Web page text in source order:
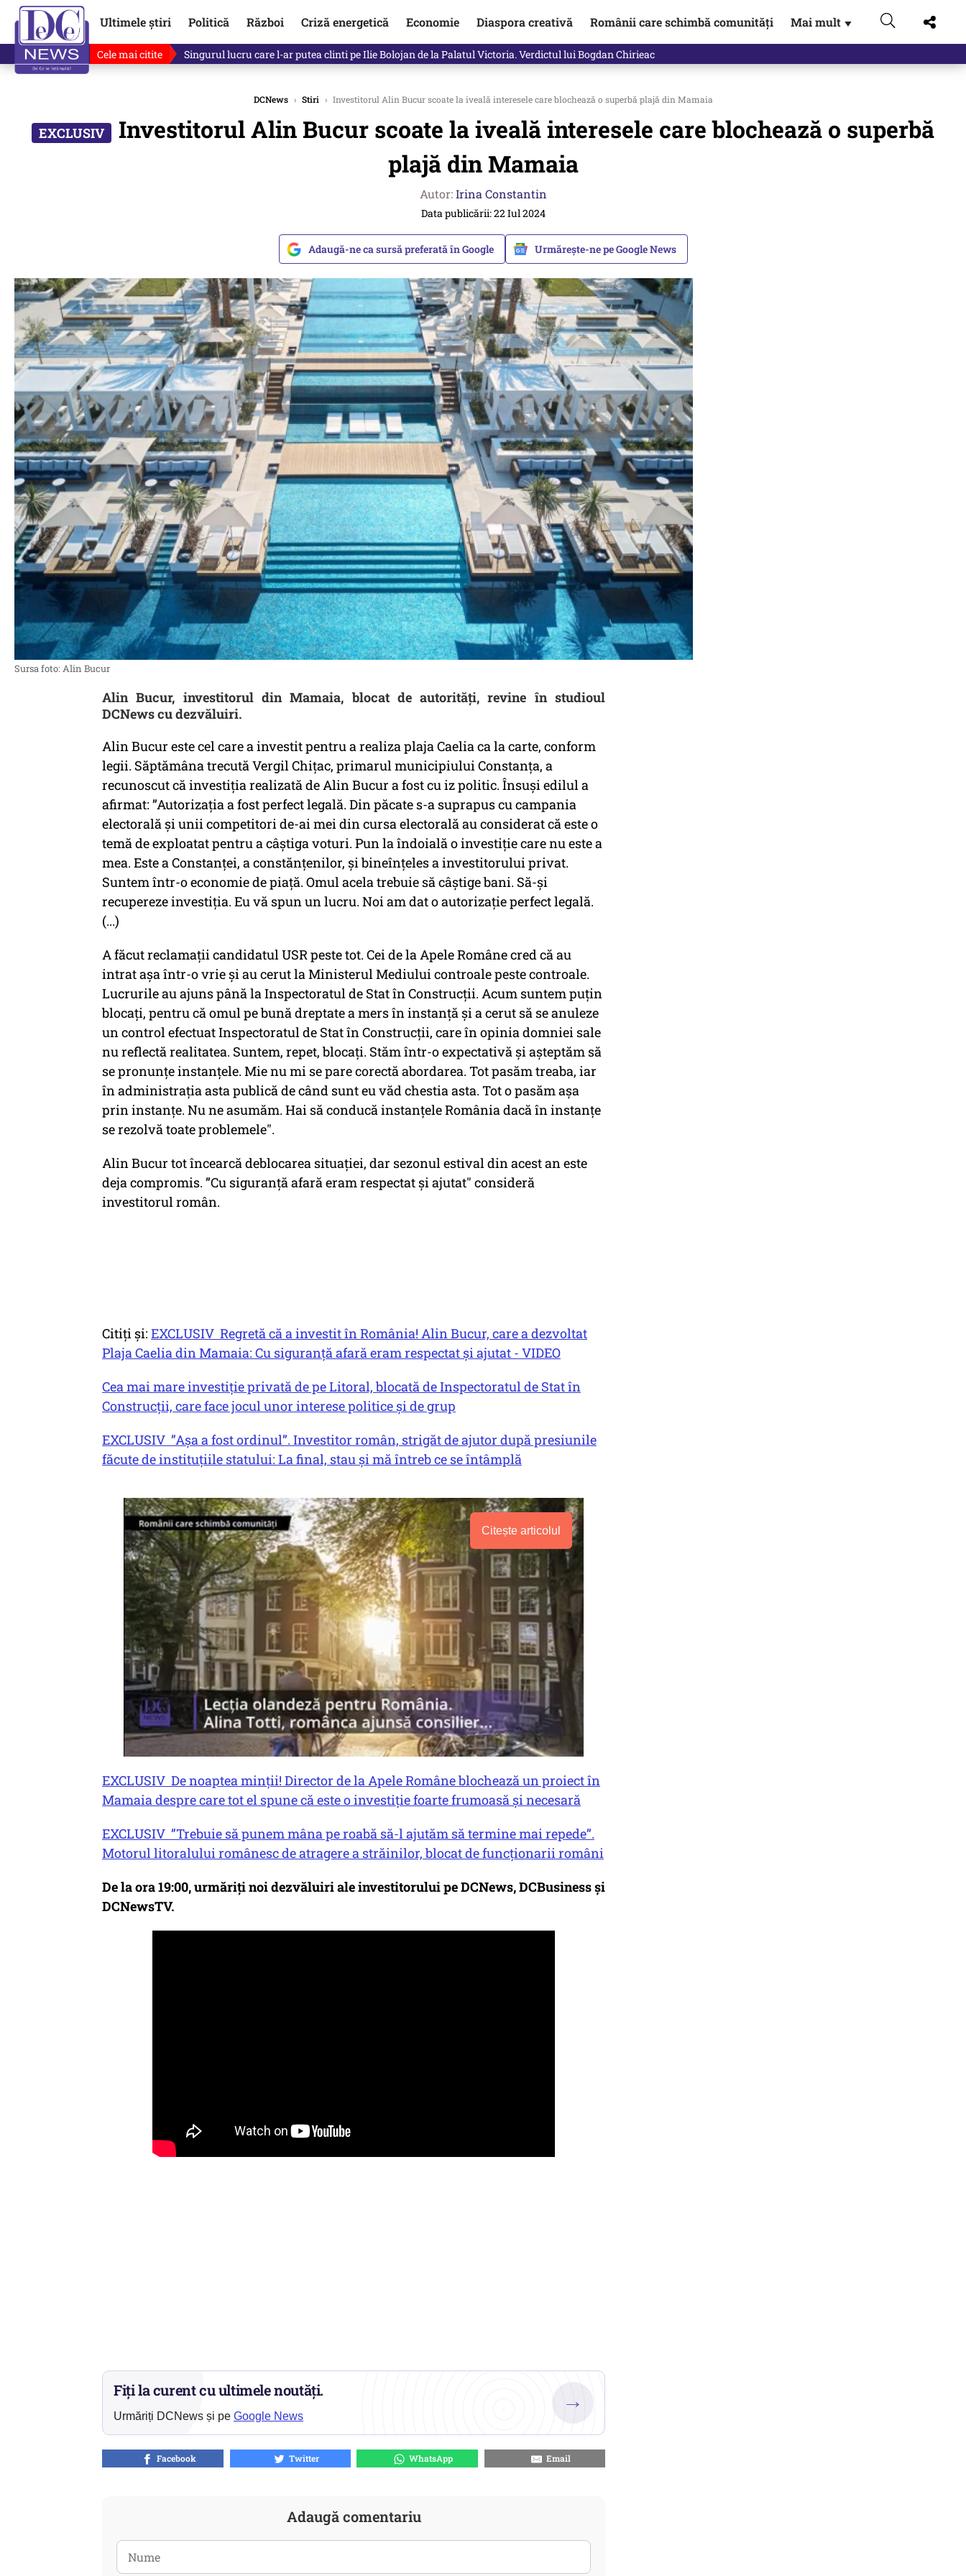
Ultimele știri Politică Război Criză energetică Economie Diaspora creativă Românii care schimbă comunități Mai mult ▼
Cele mai citite Singurul lucru care l-ar putea clinti pe Ilie Bolojan de la Palatul Victoria. Verdictul lui Bogdan Chirieac
DCNews › Stiri › Investitorul Alin Bucur scoate la iveală interesele care blochează o superbă plajă din Mamaia
Investitorul Alin Bucur scoate la iveală interesele care blochează o superbă
plajă din Mamaia
Autor:Irina Constantin
Data publicării: 22 Iul 2024
Adaugă-ne ca sursă preferată în Google Urmărește-ne pe Google News
Sursa foto: Alin Bucur
Alin Bucur, investitorul din Mamaia, blocat de autorități, revine în studioul
DCNews cu dezvăluiri.
Alin Bucur este cel care a investit pentru a realiza plaja Caelia ca la carte, conform
legii. Săptămâna trecută Vergil Chițac, primarul municipiului Constanța, a
recunoscut că investiția realizată de Alin Bucur a fost cu iz politic. Însuși edilul a
afirmat: ”Autorizația a fost perfect legală. Din păcate s-a suprapus cu campania
electorală și unii competitori de-ai mei din cursa electorală au considerat că este o
temă de exploatat pentru a câștiga voturi. Pun la îndoială o investiție care nu este a
mea. Este a Constanței, a constănțenilor, și bineînțeles a investitorului privat.
Suntem într-o economie de piață. Omul acela trebuie să câștige bani. Să-și
recupereze investiția. Eu vă spun un lucru. Noi am dat o autorizație perfect legală.
(...)
A făcut reclamații candidatul USR peste tot. Cei de la Apele Române cred că au
intrat așa într-o vrie și au cerut la Ministerul Mediului controale peste controale.
Lucrurile au ajuns până la Inspectoratul de Stat în Construcții. Acum suntem puțin
blocați, pentru că omul pe bună dreptate a mers în instanță și a cerut să se anuleze
un control efectuat Inspectoratul de Stat în Construcții, care în opinia domniei sale
nu reflectă realitatea. Suntem, repet, blocați. Stăm într-o expectativă și așteptăm să
se pronunțe instanțele. Mie nu mi se pare corectă abordarea. Tot pasăm treaba, iar
în administrația asta publică de când sunt eu văd chestia asta. Tot o pasăm așa
prin instanțe. Nu ne asumăm. Hai să conducă instanțele România dacă în instanțe
se rezolvă toate problemele".
Alin Bucur tot încearcă deblocarea situației, dar sezonul estival din acest an este
deja compromis. ”Cu siguranță afară eram respectat și ajutat" consideră
investitorul român.
Citiți și: EXCLUSIV Regretă că a investit în România! Alin Bucur, care a dezvoltat
Plaja Caelia din Mamaia: Cu siguranță afară eram respectat și ajutat - VIDEO
Cea mai mare investiție privată de pe Litoral, blocată de Inspectoratul de Stat în
Construcții, care face jocul unor interese politice și de grup
EXCLUSIV ”Așa a fost ordinul”. Investitor român, strigăt de ajutor după presiunile
făcute de instituțiile statului: La final, stau și mă întreb ce se întâmplă
Citește articolul
EXCLUSIV De noaptea minții! Director de la Apele Române blochează un proiect în
Mamaia despre care tot el spune că este o investiție foarte frumoasă și necesară
EXCLUSIV ”Trebuie să punem mâna pe roabă să-l ajutăm să termine mai repede”.
Motorul litoralului românesc de atragere a străinilor, blocat de funcționarii români
De la ora 19:00, urmăriți noi dezvăluiri ale investitorului pe DCNews, DCBusiness și
DCNewsTV.
Fiți la curent cu ultimele noutăți.
Urmăriți DCNews și pe Google News
→
Facebook Twitter WhatsApp Email
Adaugă comentariu